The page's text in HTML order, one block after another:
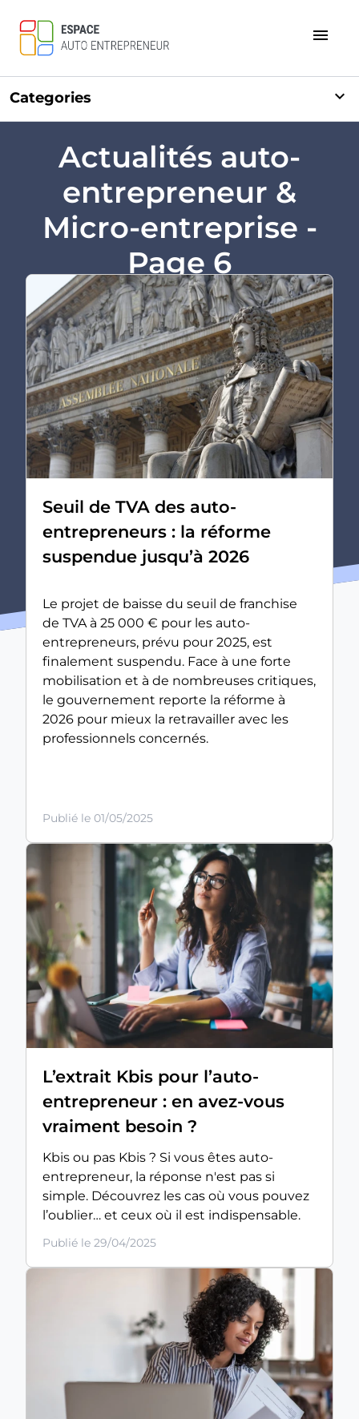
menu
Categories expand_more
Actualités auto-
entrepreneur &
Micro-entreprise -
Page 6
Seuil de TVA des auto-
entrepreneurs : la réforme
suspendue jusqu’à 2026
Le projet de baisse du seuil de franchise
de TVA à 25 000 € pour les auto-
entrepreneurs, prévu pour 2025, est
finalement suspendu. Face à une forte
mobilisation et à de nombreuses critiques,
le gouvernement reporte la réforme à
2026 pour mieux la retravailler avec les
professionnels concernés.
Publié le 01/05/2025
L’extrait Kbis pour l’auto-
entrepreneur : en avez-vous
vraiment besoin ?
Kbis ou pas Kbis ? Si vous êtes auto-
entrepreneur, la réponse n'est pas si
simple. Découvrez les cas où vous pouvez
l’oublier… et ceux où il est indispensable.
Publié le 29/04/2025